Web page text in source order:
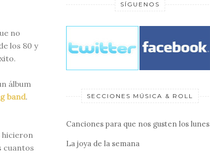
no
los 80 y
álbum
band.
hicieron
cuantos
SÍGUENOS
SECCIONES MÚSICA & ROLL
Canciones para que nos gusten los lunes
La joya de la semana